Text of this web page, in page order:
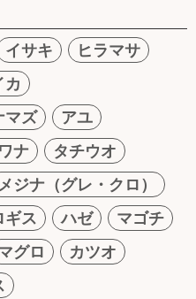
イサキ
ヒラマサ
カ
マズ
アユ
ナ
タチウオ
メジナ（グレ・クロ）
ギス ハゼ
マゴチ
グロ
カツオ